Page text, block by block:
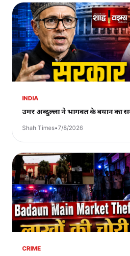
INDIA
उमर अब्दुल्ला ने भागवत के बयान का
Shah Times•7/8/2026
CRIME